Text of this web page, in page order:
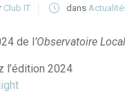
Club IT dans
de l’Observatoire
l’édition 2024